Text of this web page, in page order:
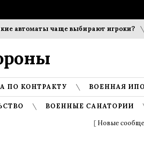
автоматы чаще выбирают игроки?
ПО КОНТРАКТУ ВОЕННАЯ
ВОЕННЫЕ САНАТОРИИ
[ Новые